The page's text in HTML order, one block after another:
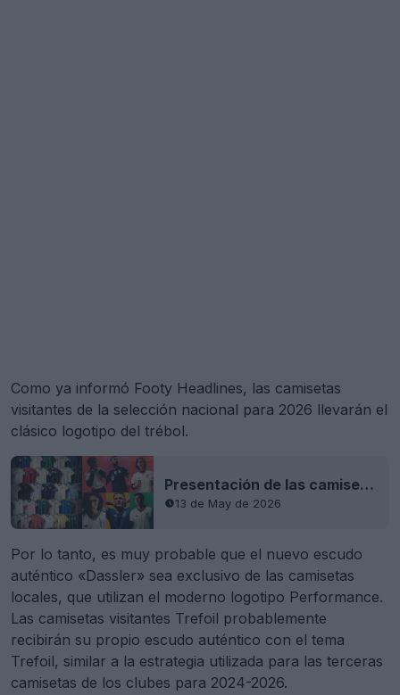
Como ya informó Footy Headlines, las camisetas
visitantes de la selección nacional para 2026 llevarán el
clásico logotipo del trébol.
Presentación de las camisetas visitantes de Adidas para el Mundial de 2026: el logotipo del trébol
13 de May de 2026
Por lo tanto, es muy probable que el nuevo escudo
auténtico «Dassler» sea exclusivo de las camisetas
locales, que utilizan el moderno logotipo Performance.
Las camisetas visitantes Trefoil probablemente
recibirán su propio escudo auténtico con el tema
Trefoil, similar a la estrategia utilizada para las terceras
camisetas de los clubes para 2024-2026.